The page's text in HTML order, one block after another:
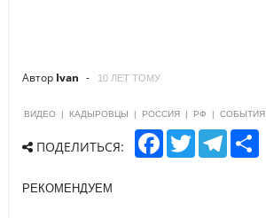
Автор Ivan 10 ЛЕТ ТОМУ
ВИДЕО | КАДЫРОВЦЫ | РОССИЯ | РФ | СОБЫТИЯ
ПОДЕЛИТЬСЯ:
F
T
w
T
e
S
РЕКОМЕНДУЕМ